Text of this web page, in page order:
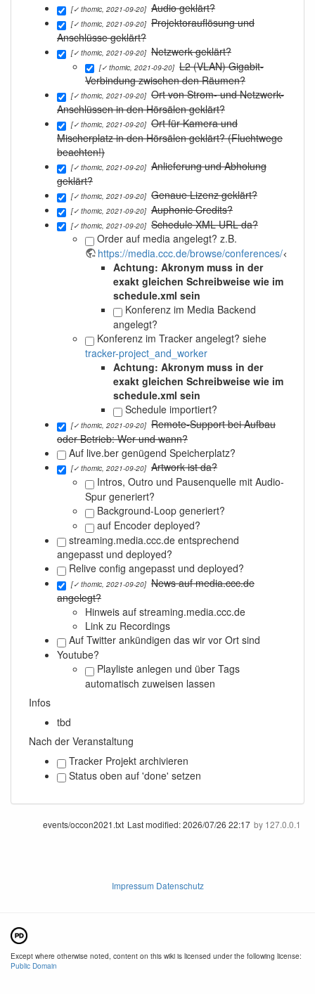
[✓ thomic, 2021-09-20] Audio geklärt?
[✓ thomic, 2021-09-20] Projektorauflösung und
Anschlüsse geklärt?
[✓ thomic, 2021-09-20] Netzwerk geklärt?
[✓ thomic, 2021-09-20] L2 (VLAN) Gigabit-
Verbindung zwischen den Räumen?
[✓ thomic, 2021-09-20] Ort von Strom- und Netzwerk-
Anschlüssen in den Hörsälen geklärt?
[✓ thomic, 2021-09-20] Ort für Kamera und
Mischerplatz in den Hörsälen geklärt? (Fluchtwege
beachten!)
[✓ thomic, 2021-09-20] Anlieferung und Abholung
geklärt?
[✓ thomic, 2021-09-20] Genaue Lizenz geklärt?
[✓ thomic, 2021-09-20] Auphonic Credits?
[✓ thomic, 2021-09-20] Schedule XML URL da?
Order auf media angelegt? z.B.
https://media.ccc.de/browse/conferences/
Achtung: Akronym muss in der
exakt gleichen Schreibweise wie im
schedule.xml sein
Konferenz im Media Backend
angelegt?
Konferenz im Tracker angelegt? siehe
tracker-project_and_worker
Achtung: Akronym muss in der
exakt gleichen Schreibweise wie im
schedule.xml sein
Schedule importiert?
[✓ thomic, 2021-09-20] Remote-Support bei Aufbau
oder Betrieb: Wer und wann?
Auf live.ber genügend Speicherplatz?
[✓ thomic, 2021-09-20] Artwork ist da?
Intros, Outro und Pausenquelle mit Audio-
Spur generiert?
Background-Loop generiert?
auf Encoder deployed?
streaming.media.ccc.de entsprechend
angepasst und deployed?
Relive config angepasst und deployed?
[✓ thomic, 2021-09-20] News auf media.ccc.de
angelegt?
Hinweis auf streaming.media.ccc.de
Link zu Recordings
Auf Twitter ankündigen das wir vor Ort sind
Youtube?
Playliste anlegen und über Tags
automatisch zuweisen lassen
Infos
tbd
Nach der Veranstaltung
Tracker Projekt archivieren
Status oben auf 'done' setzen
events/occon2021.txt Last modified:2026/07/26 22:17 by 127.0.0.1
Impressum Datenschutz
Except where otherwise noted, content on this wiki is licensed under the following license:
Public Domain